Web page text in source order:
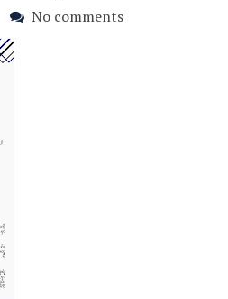
No comments